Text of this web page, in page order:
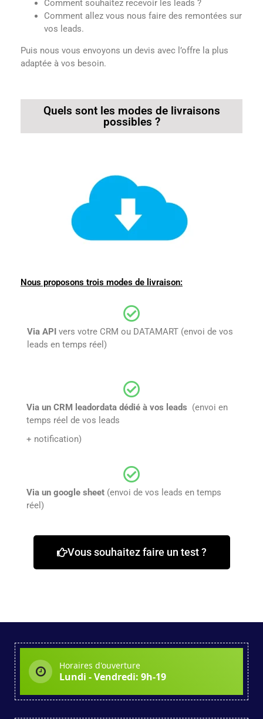
Comment souhaitez recevoir les leads ?
Comment allez vous nous faire des remontées sur
vos leads.
Puis nous vous envoyons un devis avec l’offre la plus
adaptée à vos besoin.
Quels sont les modes de livraisons
possibles ?
Nous proposons trois modes de livraison:
Via API vers votre CRM ou DATAMART (envoi de vos
leads en temps réel)
Via un CRM leadordata dédié à vos leads (envoi en
temps réel de vos leads
+ notification)
Via un google sheet (envoi de vos leads en temps
réel)
Vous souhaitez faire un test ?
Horaires d'ouverture
Lundi - Vendredi: 9h-19